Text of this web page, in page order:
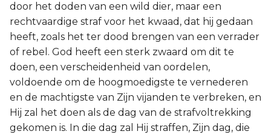
door het doden van een wild dier, maar een
rechtvaardige straf voor het kwaad, dat hij gedaan
heeft, zoals het ter dood brengen van een verrader
of rebel. God heeft een sterk zwaard om dit te
doen, een verscheidenheid van oordelen,
voldoende om de hoogmoedigste te vernederen
en de machtigste van Zijn vijanden te verbreken, en
Hij zal het doen als de dag van de strafvoltrekking
gekomen is. In die dag zal Hij straffen, Zijn dag, die